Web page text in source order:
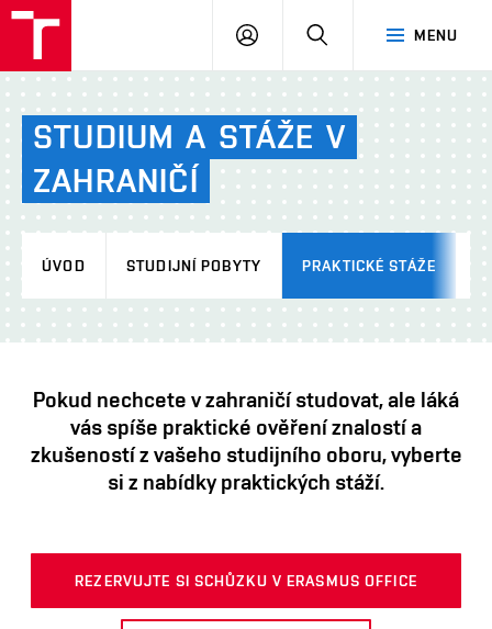
MENU
PŘIHLÁSIT
STUDIUM A STÁŽE V
ZAHRANIČÍ
ÚVOD STUDIJNÍ POBYTY PRAKTICKÉ STÁŽE
Pokud nechcete v zahraničí studovat, ale láká
vás spíše praktické ověření znalostí a
zkušeností z vašeho studijního oboru, vyberte
si z nabídky praktických stáží.
REZERVUJTE SI SCHŮZKU V ERASMUS OFFICE